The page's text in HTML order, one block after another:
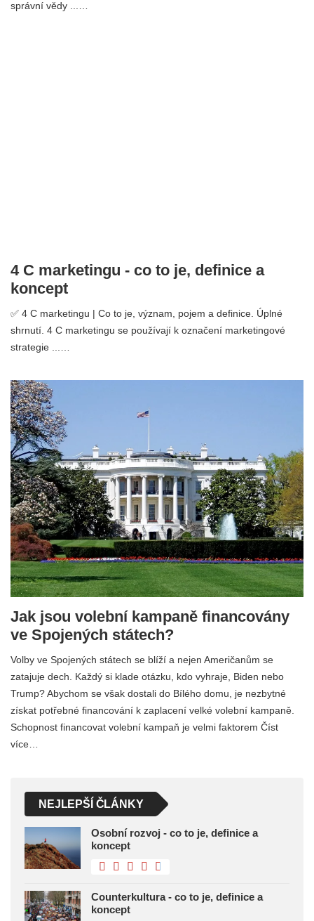
správní vědy ...…
4 C marketingu - co to je, definice a
koncept
✅ 4 C marketingu | Co to je, význam, pojem a definice. Úplné
shrnutí. 4 C marketingu se používají k označení marketingové
strategie ...…
Jak jsou volební kampaně financovány
ve Spojených státech?
Volby ve Spojených státech se blíží a nejen Američanům se
zatajuje dech. Každý si klade otázku, kdo vyhraje, Biden nebo
Trump? Abychom se však dostali do Bílého domu, je nezbytné
získat potřebné financování k zaplacení velké volební kampaně.
Schopnost financovat volební kampaň je velmi faktorem Číst
více…
NEJLEPŠÍ ČLÁNKY
Osobní rozvoj - co to je, definice a
koncept
Counterkultura - co to je, definice a
koncept